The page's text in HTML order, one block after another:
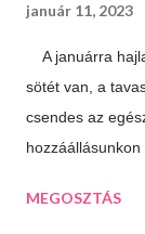
január 11, 2023
A januárra
sötét van, a
csendes az
ami jó a télben:
MEGOSZTÁS